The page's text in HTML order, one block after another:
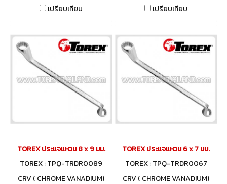
เปรียบเทียบ
เปรียบเทียบ
TOREX ประแจแหวน 8 x 9 มม.
TOREX : TPQ-TRDR0089
CRV ( CHROME VANADIUM)
TOREX ประแจแหวน 6 x 7 มม.
TOREX : TPQ-TRDR0067
CRV ( CHROME VANADIUM)